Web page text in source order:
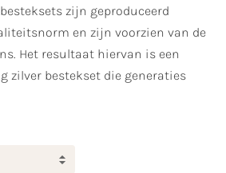
zijn geproduceerd
en zijn voorzien van de
Het resultaat hiervan is een
zilver bestekset die generaties